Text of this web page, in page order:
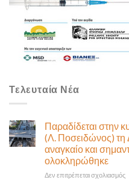
Τελευταία Νέα
Παραδίδεται στην
(Λ. Ποσειδώνος)
αναγκαίο και
ολοκληρώθηκε
Δεν επιτρέπεται σχολιασμός